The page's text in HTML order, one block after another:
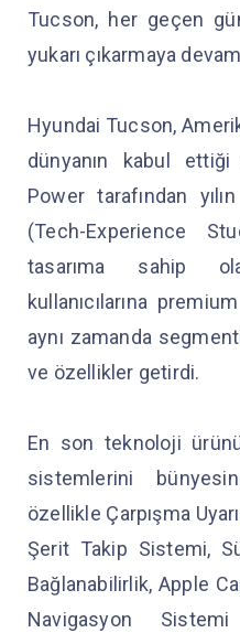
Tucson, her geçen
yukarı çıkarmaya
Hyundai Tucson,
dünyanın kabul ettiği
Power tarafından
(Tech-Experience
tasarıma sahip
kullanıcılarına
aynı zamanda
ve özellikler getirdi.
En son teknoloji
sistemlerini
özellikle Çarpışma
Şerit Takip Sistemi,
Bağlanabilirlik, Apple
Navigasyon